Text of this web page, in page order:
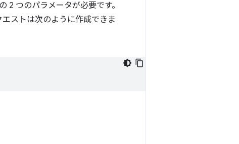
2 つのパラメータが必要です。
ストは次のように作成できま